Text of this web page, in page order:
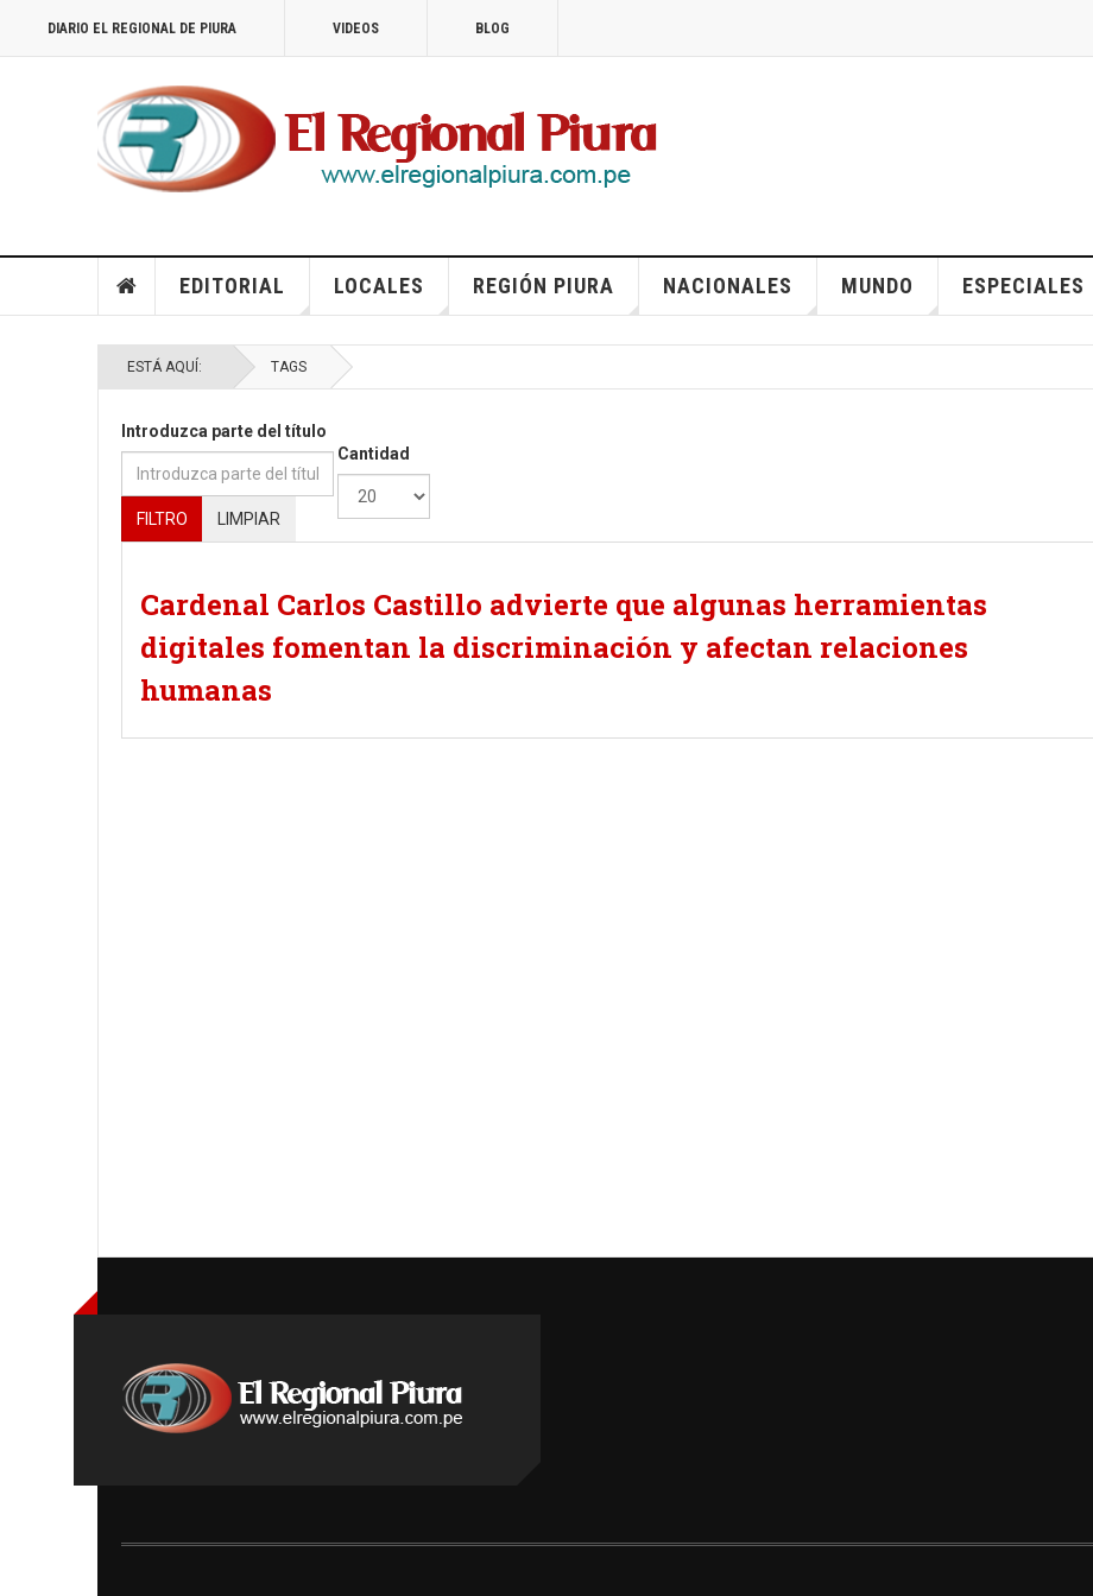
DIARIO EL REGIONAL DE PIURA VIDEOS BLOG
EDITORIAL LOCALES REGIÓN PIURA NACIONALES MUNDO ESPECIALES
ESTÁ AQUÍ: TAGS
Introduzca parte del título
FILTRO LIMPIAR
Cantidad
Cardenal Carlos Castillo advierte que algunas herramientas
digitales fomentan la discriminación y afectan relaciones
humanas